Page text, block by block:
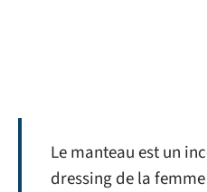
Le manteau est un
dressing de la